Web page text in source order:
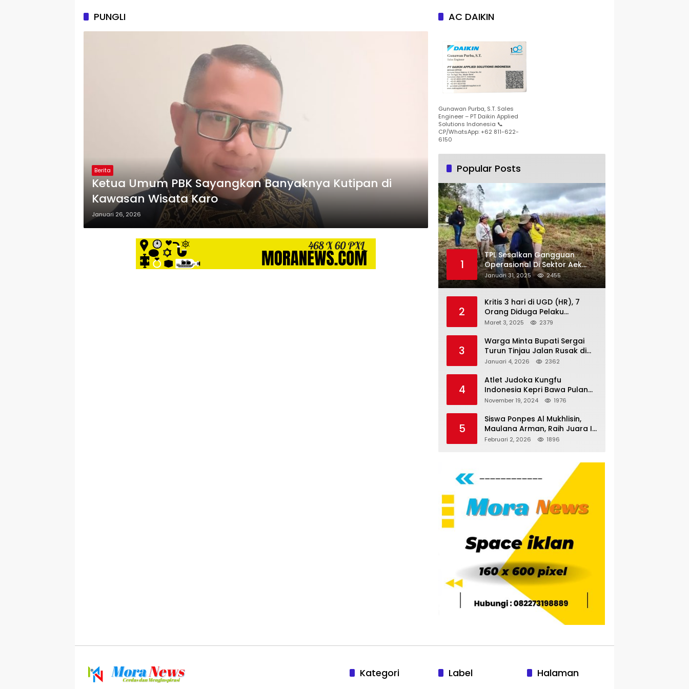
PUNGLI
Berita
Ketua Umum PBK Sayangkan Banyaknya Kutipan di
Kawasan Wisata Karo
Januari 26, 2026
AC DAIKIN
Gunawan Purba, S.T. Sales
Engineer – PT Daikin Applied
Solutions Indonesia 📞
CP/WhatsApp: +62 811-622-
6150
Popular Posts
1
TPL Sesalkan Gangguan
Operasional Di Sektor Aek
Nauli
Januari 31, 2025 2455
2
Kritis 3 hari di UGD (HR), 7
Orang Diduga Pelaku
Pengeroyokan di Lift KTV
Kantor Hukum JAP
Pertanyakan Kinerja Polresta
Tanjungpinang
Maret 3, 2025 2379
3
Warga Minta Bupati Sergai
Turun Tinjau Jalan Rusak di
Dusun 4 Desa Sei Periuk
Januari 4, 2026 2362
4
Atlet Judoka Kungfu
Indonesia Kepri Bawa Pulang
11 Medali Pra Fornas bogor, 3
November 19, 2024 1976
5
Siswa Ponpes Al Mukhlisin,
Maulana Arman, Raih Juara I
Taekwondo Junior Putra di
Februari 2, 2026 1896
Kategori Label Halaman